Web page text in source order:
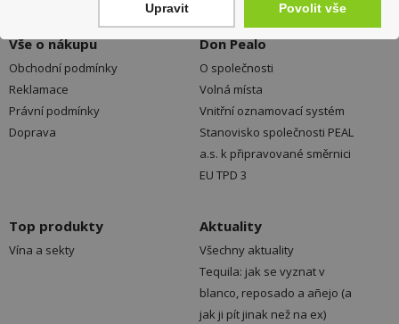
Vše o nákupu
Obchodní podmínky
Reklamace
Právní podmínky
Doprava
Don Pealo
O společnosti
Volná místa
Vnitřní oznamovací systém
Stanovisko společnosti PEAL
a.s. k připravované směrnici
EU TPD 3
Top produkty
Vína a sekty
Aktuality
Všechny aktuality
Tequila: jak se vyznat v
blanco, reposado a añejo (a
jak ji pít jinak než na ex)
Upravit Povolit vše